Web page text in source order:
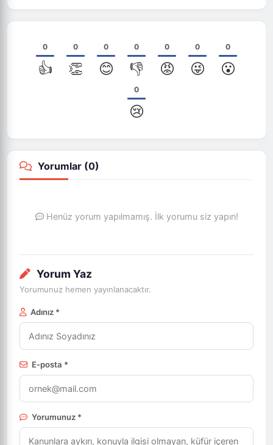
0
👍
0
👏
0
😊
0
👎
0
😡
0
😜
0
😮
0
😢
Yorumlar (0)
Henüz yorum yapılmamış. İlk yorumu siz yapın!
Yorum Yaz
Yorumunuz hemen yayınlanacaktır.
Adınız *
E-posta *
Yorumunuz *